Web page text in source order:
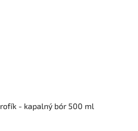
- kapalný bór 500 ml